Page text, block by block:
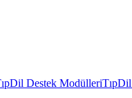
Destek Modülleri